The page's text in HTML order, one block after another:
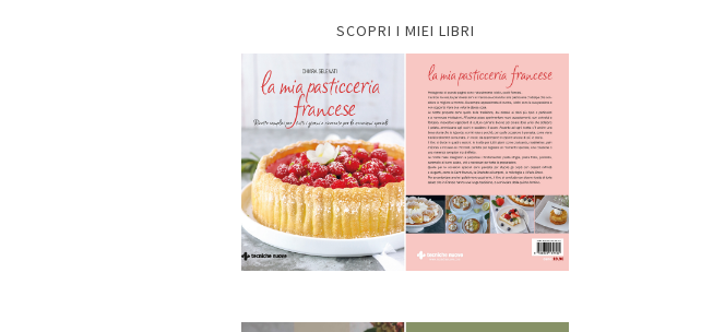
SCOPRI I MIEI LIBRI